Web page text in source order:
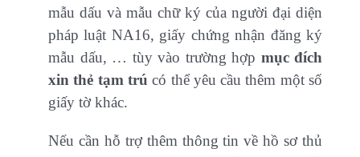
mẫu dấu và mẫu chữ ký của người đại diện
pháp luật NA16, giấy chứng nhận đăng ký
mẫu dấu, … tùy vào trường hợp mục đích
xin thẻ tạm trú có thể yêu cầu thêm một số
giấy tờ khác.
Nếu cần hỗ trợ thêm thông tin về hồ sơ thủ